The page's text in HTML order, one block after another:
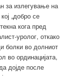
за излегување на
„добро се
кога пред
уролог, откако
болки во долниот
во ординацијата,
дојде после